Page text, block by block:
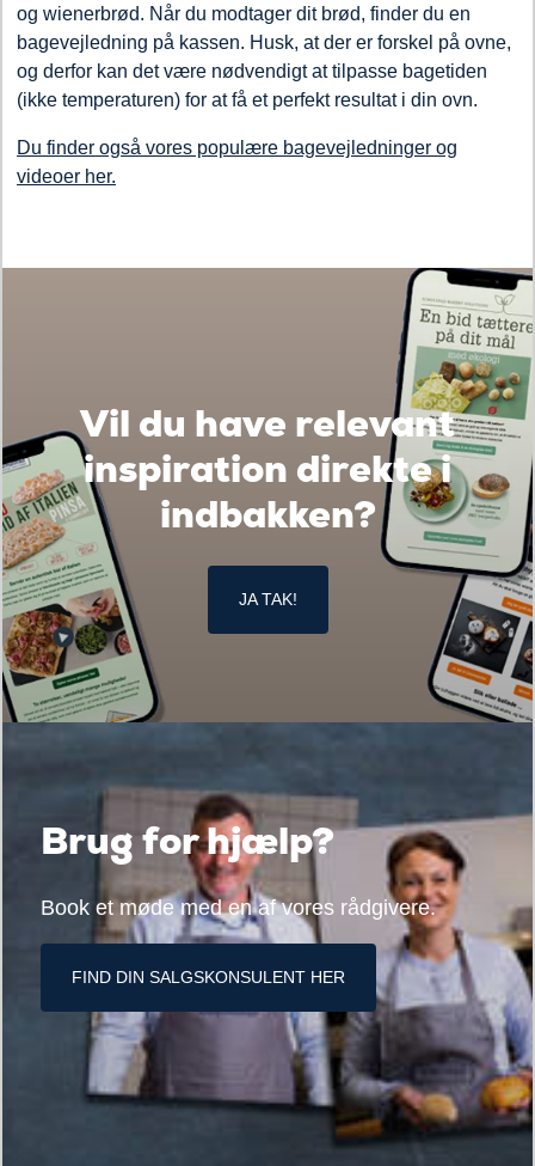
og wienerbrød. Når du modtager dit brød, finder du en
bagevejledning på kassen. Husk, at der er forskel på ovne,
og derfor kan det være nødvendigt at tilpasse bagetiden
(ikke temperaturen) for at få et perfekt resultat i din ovn.
Du finder også vores populære bagevejledninger og
videoer her.
Vil du have relevant
inspiration direkte i
indbakken?
JA TAK!
Brug for hjælp?
Book et møde med en af vores rådgivere.
FIND DIN SALGSKONSULENT HER